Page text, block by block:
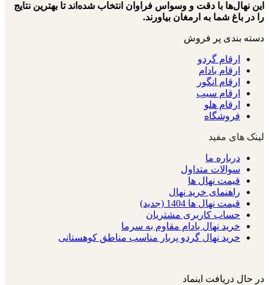
این نهال‌ها با دقت و وسواس فراوان انتخاب شده‌اند تا بهترین نتایج
را در باغ شما به ارمغان بیاورند.
دسته بندی پر فروش
ارقام گردو
ارقام بادام
ارقام انگور
ارقام سیب
ارقام هلو
فروشگاه
لینک های مفید
درباره ما
سوالات متداول
قیمت نهال ها
راهنمای خرید نهال
قیمت نهال ها 1404 (جدید)
حساب کاربری مشتریان
خرید نهال بادام مقاوم به سرما
خرید نهال گردو پربار مناسب مناطق کوهستانی
در حال دریافت اینماد